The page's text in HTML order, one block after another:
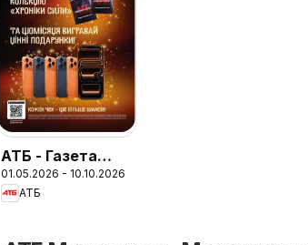
АТБ - Газета
(Поточний
каталог
01.05.2026 - 10.10.2026
АТБ